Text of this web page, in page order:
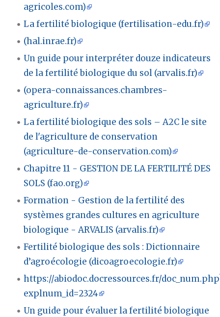
agricoles.com)
La fertilité biologique (fertilisation-edu.fr)
(hal.inrae.fr)
Un guide pour interpréter douze indicateurs
de la fertilité biologique du sol (arvalis.fr)
(opera-connaissances.chambres-
agriculture.fr)
La fertilité biologique des sols – A2C le site
de l'agriculture de conservation
(agriculture-de-conservation.com)
Chapitre 11 - GESTION DE LA FERTILITÉ DES
SOLS (fao.org)
Formation - Gestion de la fertilité des
systèmes grandes cultures en agriculture
biologique - ARVALIS (arvalis.fr)
Fertilité biologique des sols : Dictionnaire
d’agroécologie (dicoagroecologie.fr)
https://abiodoc.docressources.fr/
explnum_id=2324
Un guide pour évaluer la fertilité biologique